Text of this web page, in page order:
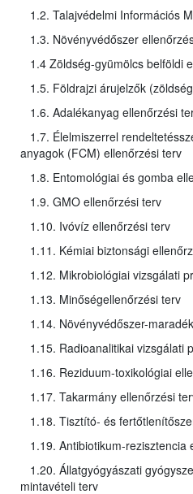
1.2. Talajvédelmi Információs
1.3. Növényvédőszer
1.4 Zöldség-gyümölcs belföldi
1.5. Földrajzi árujelzők
1.6. Adalékanyag ellenőrzési
1.7. Élelmiszerrel
anyagok (FCM) ellenőrzési terv
1.8. Entomológiai és gomba
1.9. GMO ellenőrzési terv
1.10. Ivóvíz ellenőrzési terv
1.11. Kémiai biztonsági
1.12. Mikrobiológiai vizsgálati
1.13. Minőségellenőrzési terv
1.14. Növényvédőszer-
1.15. Radioanalitikai vizsgálati
1.16. Reziduum-toxikológiai
1.17. Takarmány ellenőrzési
1.18. Tisztító- és
1.19. Antibiotikum-rezisztencia
1.20. Állatgyógyászati
mintavételi terv